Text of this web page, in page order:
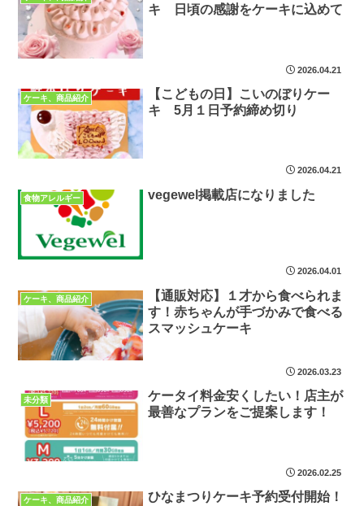
キ 日頃の感謝をケーキに込めて
2026.04.21
ケーキ、商品紹介
【こどもの日】こいのぼりケー
キ 5月１日予約締め切り
2026.04.21
食物アレルギー vegewel掲載店になりました
2026.04.01
ケーキ、商品紹介
【通販対応】１才から食べられま
す！赤ちゃんが手づかみで食べる
スマッシュケーキ
2026.03.23
未分類
ケータイ料金安くしたい！店主が
最善なプランをご提案します！
2026.02.25
ケーキ、商品紹介 ひなまつりケーキ予約受付開始！